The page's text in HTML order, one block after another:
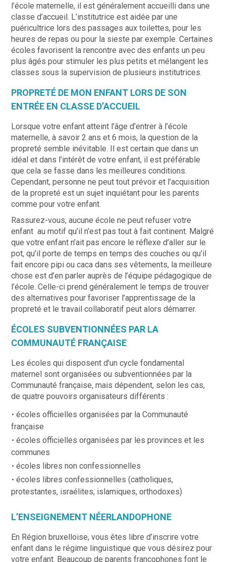
l’école maternelle, il est généralement accueilli dans une
classe d’accueil. L’institutrice est aidée par une
puéricultrice lors des passages aux toilettes, pour les
heures de repas ou pour la sieste par exemple. Certaines
écoles favorisent la rencontre avec des enfants un peu
plus âgés pour stimuler les plus petits et mélangent les
classes sous la supervision de plusieurs institutrices.
PROPRETÉ DE MON ENFANT LORS DE SON
ENTRÉE EN CLASSE D’ACCUEIL
Lorsque votre enfant atteint l’âge d’entrer à l’école
maternelle, à savoir 2 ans et 6 mois, la question de la
propreté semble inévitable. Il est certain que dans un
idéal et dans l’intérêt de votre enfant, il est préférable
que cela se fasse dans les meilleures conditions.
Cependant, personne ne peut tout prévoir et l’acquisition
de la propreté est un sujet inquiétant pour les parents
comme pour votre enfant.
Rassurez-vous, aucune école ne peut refuser votre
enfant au motif qu’il n’est pas tout à fait continent. Malgré
que votre enfant n’ait pas encore le réflexe d’aller sur le
pot, qu’il porte de temps en temps des couches ou qu’il
fait encore pipi ou caca dans ses vêtements, la meilleure
chose est d’en parler auprès de l’équipe pédagogique de
l’école. Celle-ci prend généralement le temps de trouver
des alternatives pour favoriser l’apprentissage de la
propreté et le travail collaboratif peut alors démarrer.
ÉCOLES SUBVENTIONNÉES PAR LA
COMMUNAUTÉ FRANÇAISE
Les écoles qui disposent d’un cycle fondamental
maternel sont organisées ou subventionnées par la
Communauté française, mais dépendent, selon les cas,
de quatre pouvoirs organisateurs différents :
écoles officielles organisées par la Communauté
française
écoles officielles organisées par les provinces et les
communes
écoles libres non confessionnelles
écoles libres confessionnelles (catholiques,
protestantes, israélites, islamiques, orthodoxes)
L’ENSEIGNEMENT NÉERLANDOPHONE
En Région bruxelloise, vous êtes libre d’inscrire votre
enfant dans le régime linguistique que vous désirez pour
votre enfant. Beaucoup de parents francophones font le